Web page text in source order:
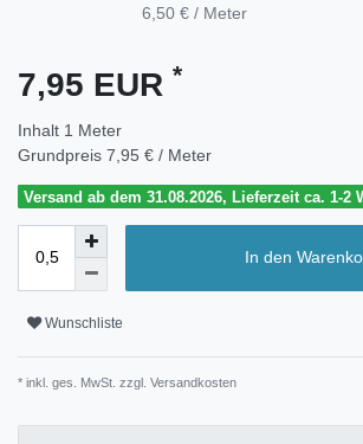
6,50 € / Meter
7,95 EUR *
Inhalt 1 Meter
Grundpreis 7,95 € / Meter
Versand ab dem 31.08.2026, Lieferzeit ca. 1-2
In den
Wunschliste
* inkl. ges. MwSt. zzgl. Versandkosten